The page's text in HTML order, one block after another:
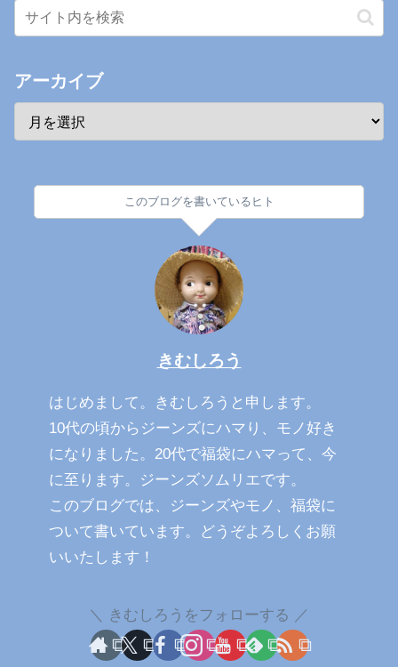
アーカイブ
このブログを書いているヒト
きむしろう
はじめまして。きむしろうと申します。
10代の頃からジーンズにハマり、モノ好き
になりました。20代で福袋にハマって、今
に至ります。ジーンズソムリエです。
このブログでは、ジーンズやモノ、福袋に
ついて書いています。どうぞよろしくお願
いいたします！
きむしろうをフォローする